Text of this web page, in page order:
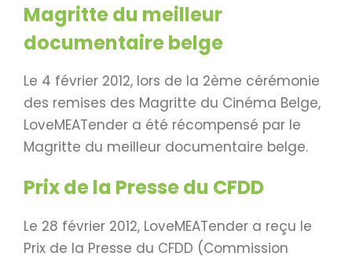
Magritte du meilleur
documentaire belge
Le 4 février 2012, lors de la 2ème cérémonie
des remises des Magritte du Cinéma Belge,
LoveMEATender a été récompensé par le
Magritte du meilleur documentaire belge.
Prix de la Presse du CFDD
Le 28 février 2012, LoveMEATender a reçu le
Prix de la Presse du CFDD (Commission